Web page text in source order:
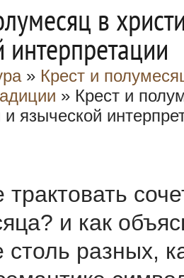
в
интерпретации
» Крест и
» Крест и
и языческой
трактовать
и как
столь разных,